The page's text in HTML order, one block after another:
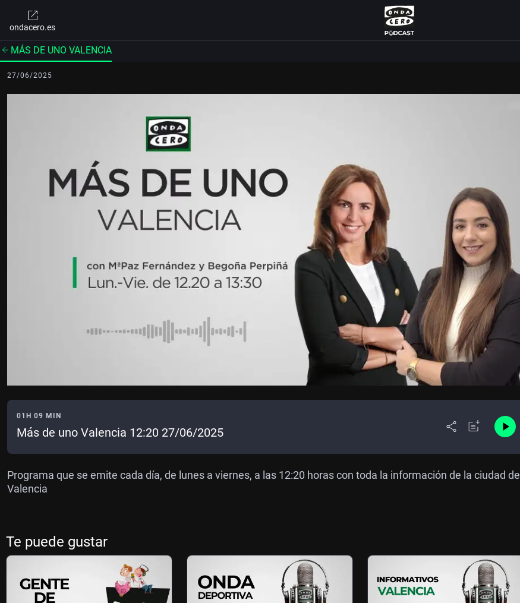
ondacero.es
MÁS DE UNO VALENCIA
27/06/2025
01H 09 MIN
Más de uno Valencia 12:20 27/06/2025
Programa que se emite cada día, de lunes a viernes, a las 12:20 horas con toda la información de la ciudad de
Valencia
Te puede gustar